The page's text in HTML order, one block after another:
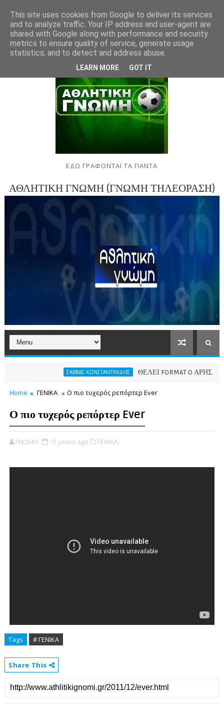
ΕΔΩ ΓΡΑΦΟΝΤΑΙ ΤΑ ΠΑΝΤΑ
ΑΘΛΗΤΙΚΗ ΓΝΩΜΗ (ΓΝΩΜΗ ΤΗΛΕΟΡΑΣΗ)
ΣΑΒΒΑΣ ΚΩΝΣΤΑΝΤΙΝΙΔΗΣ ΘΕΛΕΙ FORMAT O ΑΡΗΣ ΠΑΕ
Home ΓΕΝΙΚΑ Ο πιο τυχερός ρεπόρτερ Ever
Ο πιο τυχερός ρεπόρτερ Ever
ΓΝΩΜΗ 15 years ago ΓΕΝΙΚΑ,
Tags # ΓΕΝΙΚΑ
Share This
This site uses cookies from Google to deliver its services
and to analyze traffic. Your IP address and user-agent are
shared with Google along with performance and security
metrics to ensure quality of service, generate usage
statistics, and to detect and address abuse.
LEARN MORE GOT IT